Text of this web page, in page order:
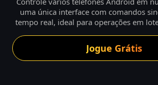
uma única interface com comandos
tempo real, ideal para operações em
Jogue Grátis